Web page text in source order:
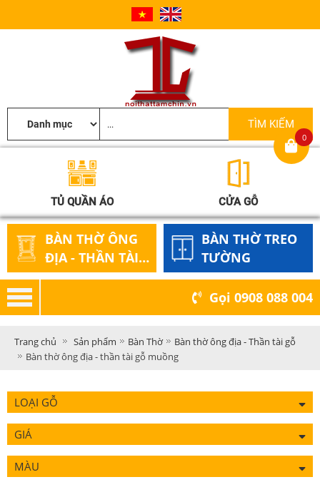
TỦ QUẦN ÁO CỬA GỖ
BÀN THỜ ÔNG
ĐỊA - THẦN TÀI
GỖ
BÀN THỜ TREO
TƯỜNG
Gọi 0908 088 004
Trang chủ Sản phẩm Bàn Thờ
Bàn thờ ông địa - Thần tài gỗ
Bàn thờ ông địa - thần tài gỗ muồng
LOẠI GỖ
GIÁ
MÀU
0